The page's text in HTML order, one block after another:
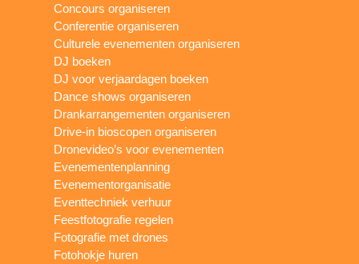
Concours organiseren
Conferentie organiseren
Culturele evenementen organiseren
DJ boeken
DJ voor verjaardagen boeken
Dance shows organiseren
Drankarrangementen organiseren
Drive-in bioscopen organiseren
Dronevideo’s voor evenementen
Evenementenplanning
Evenementorganisatie
Eventtechniek verhuur
Feestfotografie regelen
Fotografie met drones
Fotohokje huren